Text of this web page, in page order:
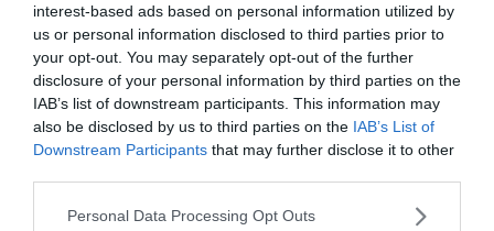
interest-based ads based on personal information utilized by
us or personal information disclosed to third parties prior to
your opt-out. You may separately opt-out of the further
disclosure of your personal information by third parties on the
IAB’s list of downstream participants. This information may
also be disclosed by us to third parties on the IAB’s List of
Downstream Participants that may further disclose it to other
Please note that this website/app uses one or more Google
Personal Data Processing Opt Outs
Torbjörn Sassersson
redaktionen@newsvoice.se